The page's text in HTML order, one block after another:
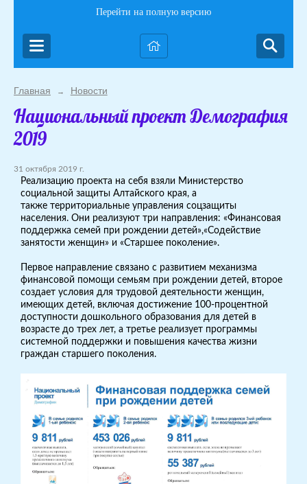
Перейти на полную версию
Главная → Новости
Национальный проект Демография
2019
31 октября 2019 г.
Реализацию проекта на себя взяли Министерство
социальной защиты Алтайского края, а
также территориальные управления соцзащиты
населения. Они реализуют три направления: «Финансовая
поддержка семей при рождении детей»,«Содействие
занятости женщин» и «Старшее поколение».
Первое направление связано с развитием механизма
финансовой помощи семьям при рождении детей, второе
создает условия для трудовой деятельности женщин,
имеющих детей, включая достижение 100-процентной
доступности дошкольного образования для детей в
возрасте до трех лет, а третье реализует программы
системной поддержки и повышения качества жизни
граждан старшего поколения.